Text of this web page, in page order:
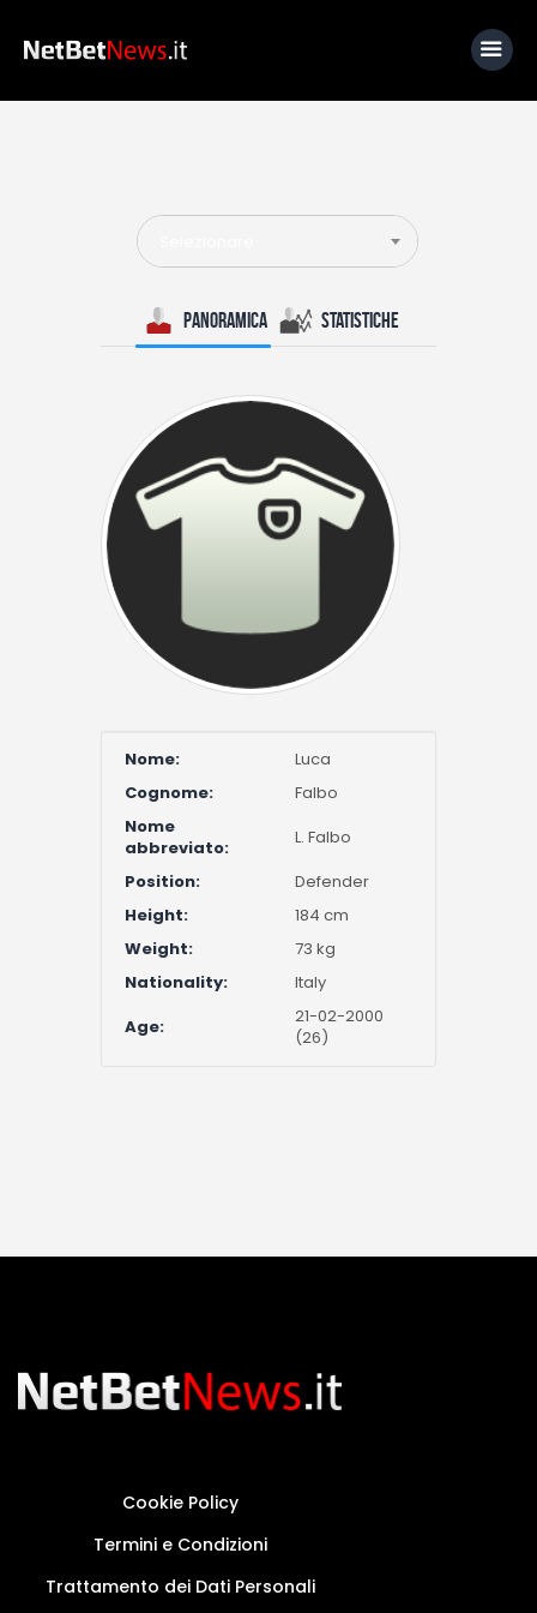
News
Calcio
Basket
Tennis
Lo Sapevi Che
Fantacalcio
I consigli di Giulia
Serie A
Panoramica Statistiche
Nome:
Luca
Cognome:
Falbo
Nome
abbreviato:
L. Falbo
Position:
Defender
Height:
184 cm
Weight:
73 kg
Nationality:
Italy
Age:
21-02-2000
(26)
Cookie Policy
Termini e Condizioni
Trattamento dei Dati Personali